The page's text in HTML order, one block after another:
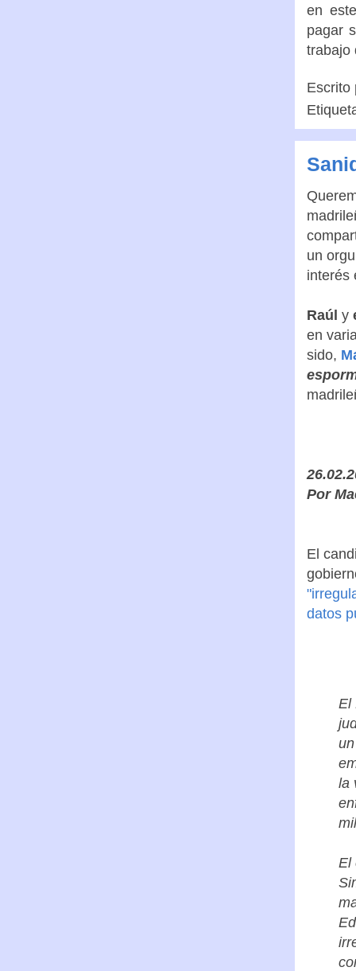
en
pagar
trabajo
un
interés
Raúl y
en
sido,
Por
El
datos
El
la
El